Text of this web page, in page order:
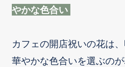
やかな色合い
カフェの開店祝いの花は
華やかな色合いを選ぶのが